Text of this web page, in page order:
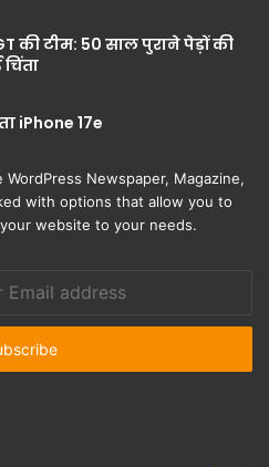
की टीम: 50 साल पुराने पेड़ों की
iPhone 17e
WordPress Newspaper, Magazine,
with options that allow you to
website to your needs.